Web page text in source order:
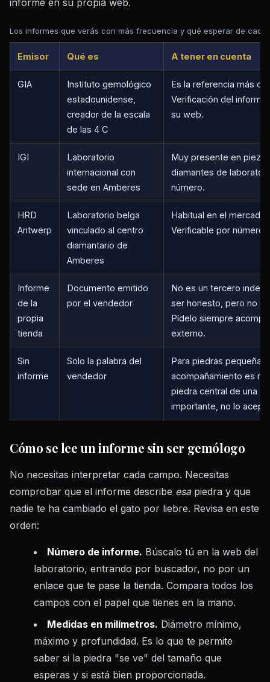
informe en su propia web.
Los informes que verás con más frecuencia y qué esperar de cada
Emisor Qué es A tener en cuenta
GIA
Instituto gemológico
estadounidense,
creador de la escala
de las 4 C
Es la referencia más
Verificación del
su web.
IGI
Laboratorio
internacional con
sede en Amberes
Muy presente en
diamantes de
número.
HRD
Antwerp
Laboratorio belga
vinculado al centro
diamantario de
Amberes
Habitual en el mercado
Verificable por número.
Informe
de la
propia
tienda
Documento emitido
por el vendedor
No es un tercero
ser honesto, pero no
Pídelo siempre
externo.
Sin
informe
Solo la palabra del
vendedor
Para piedras pequeñas
acompañamiento es
piedra central de una
importante, no lo
Cómo se lee un informe sin ser gemólogo
No necesitas interpretar cada campo. Necesitas
comprobar que el informe describe esapiedra y que
nadie te ha cambiado el gato por liebre. Revisa en este
orden:
Número de informe. Búscalo tú en la web del
laboratorio, entrando por buscador, no por un
enlace que te pase la tienda. Compara todos los
campos con el papel que tienes en la mano.
Medidas en milímetros. Diámetro mínimo,
máximo y profundidad. Es lo que te permite
saber si la piedra "se ve" del tamaño que
esperas y si está bien proporcionada.